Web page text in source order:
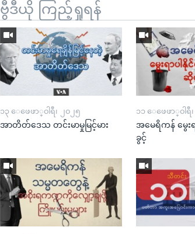
ဗွီဒီယို ကြည့်ရှုရန်
၁၃ ေဖေဖာ္၀ါရီ၊ ၂၀၂၅
အာတိတ်ဒေသ တင်းမာမှုမြင့်မား
၁၁ ေဖေဖာ္၀ါရီ
အမေရိကန် မွေးရ
ခွင့်